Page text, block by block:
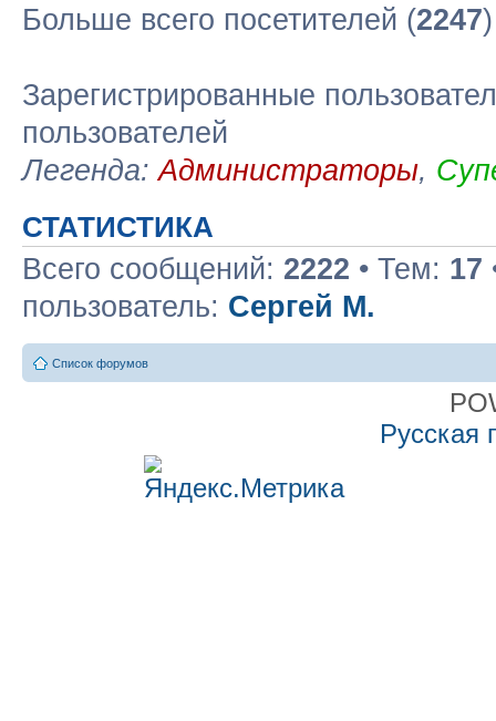
Больше всего посетителей (2247
Зарегистрированные
пользователей
Легенда:Администраторы,
СТАТИСТИКА
Всего сообщений: 2222 • Тем: 17
пользователь: Сергей М.
Список форумов
Русская